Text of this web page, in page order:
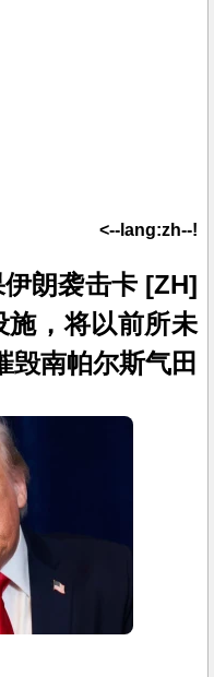
!--lang:zh-->
伊朗袭击卡
施，将以前所未
毁南帕尔斯气田